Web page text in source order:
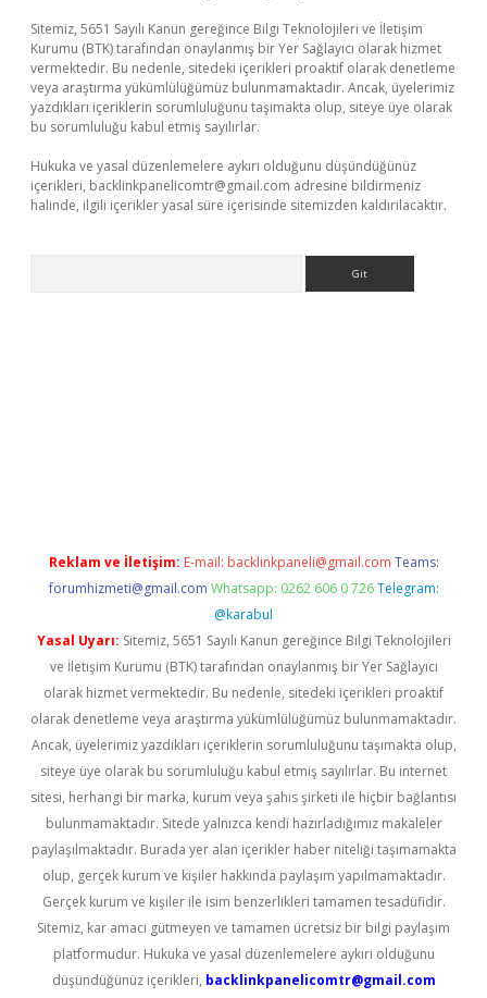
Sitemiz, 5651 Sayılı Kanun gereğince Bilgi Teknolojileri ve İletişim
Kurumu (BTK) tarafından onaylanmış bir Yer Sağlayıcı olarak hizmet
vermektedir. Bu nedenle, sitedeki içerikleri proaktif olarak denetleme
veya araştırma yükümlülüğümüz bulunmamaktadır. Ancak, üyelerimiz
yazdıkları içeriklerin sorumluluğunu taşımakta olup, siteye üye olarak
bu sorumluluğu kabul etmiş sayılırlar.
Hukuka ve yasal düzenlemelere aykırı olduğunu düşündüğünüz
içerikleri, backlinkpanelicomtr@gmail.com adresine bildirmeniz
halinde, ilgili içerikler yasal süre içerisinde sitemizden kaldırılacaktır.
Reklam ve İletişim: E-mail: backlinkpaneli@gmail.com Teams:
forumhizmeti@gmail.com Whatsapp: 0262 606 0 726 Telegram:
@karabul
Yasal Uyarı: Sitemiz, 5651 Sayılı Kanun gereğince Bilgi Teknolojileri
ve İletişim Kurumu (BTK) tarafından onaylanmış bir Yer Sağlayıcı
olarak hizmet vermektedir. Bu nedenle, sitedeki içerikleri proaktif
olarak denetleme veya araştırma yükümlülüğümüz bulunmamaktadır.
Ancak, üyelerimiz yazdıkları içeriklerin sorumluluğunu taşımakta olup,
siteye üye olarak bu sorumluluğu kabul etmiş sayılırlar. Bu internet
sitesi, herhangi bir marka, kurum veya şahıs şirketi ile hiçbir bağlantısı
bulunmamaktadır. Sitede yalnızca kendi hazırladığımız makaleler
paylaşılmaktadır. Burada yer alan içerikler haber niteliği taşımamakta
olup, gerçek kurum ve kişiler hakkında paylaşım yapılmamaktadır.
Gerçek kurum ve kişiler ile isim benzerlikleri tamamen tesadüfidir.
Sitemiz, kar amacı gütmeyen ve tamamen ücretsiz bir bilgi paylaşım
platformudur. Hukuka ve yasal düzenlemelere aykırı olduğunu
düşündüğünüz içerikleri, backlinkpanelicomtr@gmail.com